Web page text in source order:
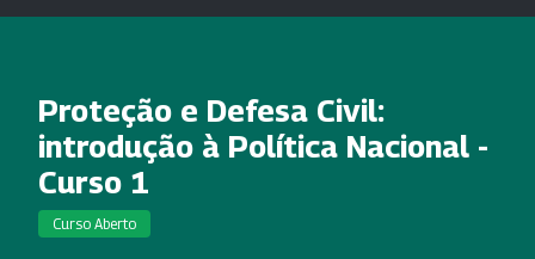
Proteção e Defesa Civil:
introdução à Política Nacional -
Curso 1
Curso Aberto